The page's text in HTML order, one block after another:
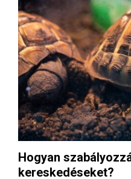
Hogyan
kereskedéseket?